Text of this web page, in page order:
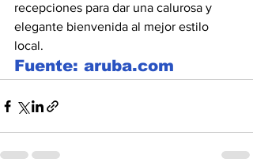
recepciones para dar una calurosa y
elegante bienvenida al mejor estilo
local.
Fuente: aruba.com